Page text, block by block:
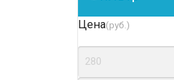
Цена(руб.)